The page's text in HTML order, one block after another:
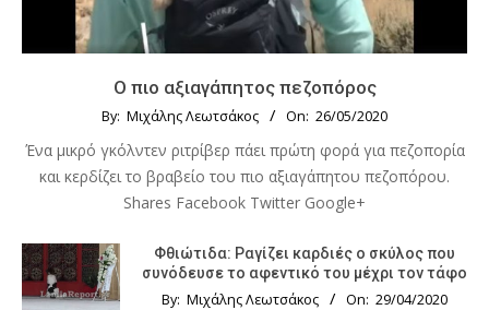
Ο πιο αξιαγάπητος πεζοπόρος
By: Μιχάλης Λεωτσάκος On: 26/05/2020
Ένα μικρό γκόλντεν ριτρίβερ πάει πρώτη φορά για πεζοπορία
και κερδίζει το βραβείο του πιο αξιαγάπητου πεζοπόρου.
Shares Facebook Twitter Google+
Φθιώτιδα: Ραγίζει καρδιές ο σκύλος που
συνόδευσε το αφεντικό του μέχρι τον τάφο
By: Μιχάλης Λεωτσάκος On: 29/04/2020